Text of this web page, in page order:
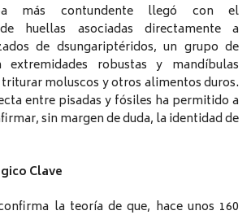
más contundente llegó con el
huellas asociadas directamente a
de dsungariptéridos, un grupo de
extremidades robustas y mandíbulas
moluscos y otros alimentos duros.
entre pisadas y fósiles ha permitido a
sin margen de duda, la identidad de
Clave
la teoría de que, hace unos 160